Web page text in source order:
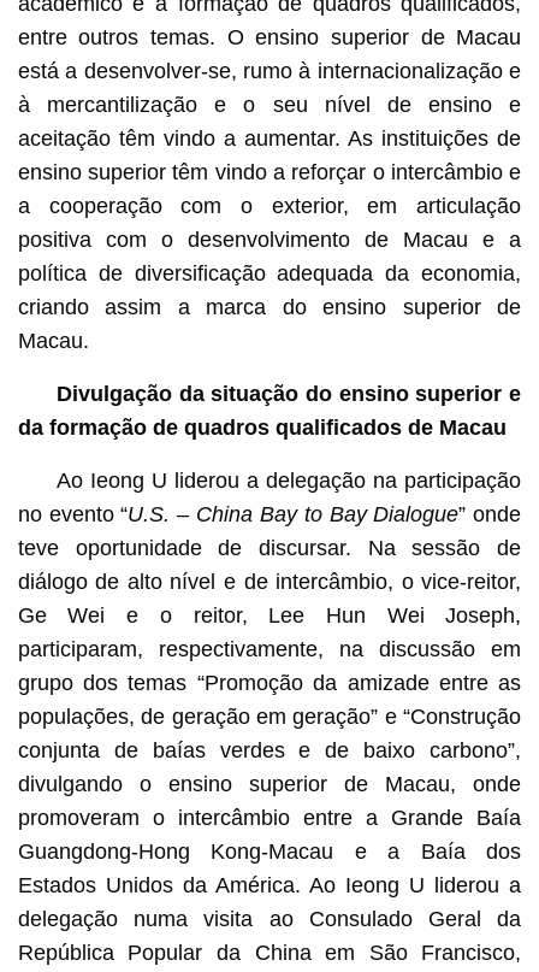
entre outros temas. O ensino superior de Macau
está a desenvolver-se, rumo à internacionalização e
à mercantilização e o seu nível de ensino e
aceitação têm vindo a aumentar. As instituições de
ensino superior têm vindo a reforçar o intercâmbio e
a cooperação com o exterior, em articulação
positiva com o desenvolvimento de Macau e a
política de diversificação adequada da economia,
criando assim a marca do ensino superior de
Macau.
Divulgação da situação do ensino superior e
da formação de quadros qualificados de Macau
Ao Ieong U liderou a delegação na participação
no evento “U.S. – China Bay to Bay Dialogue” onde
teve oportunidade de discursar. Na sessão de
diálogo de alto nível e de intercâmbio, o vice-reitor,
Ge Wei e o reitor, Lee Hun Wei Joseph,
participaram, respectivamente, na discussão em
grupo dos temas “Promoção da amizade entre as
populações, de geração em geração” e “Construção
conjunta de baías verdes e de baixo carbono”,
divulgando o ensino superior de Macau, onde
promoveram o intercâmbio entre a Grande Baía
Guangdong-Hong Kong-Macau e a Baía dos
Estados Unidos da América. Ao Ieong U liderou a
delegação numa visita ao Consulado Geral da
República Popular da China em São Francisco,